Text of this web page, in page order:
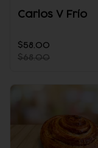
Carlos V Frío
$58.00
$68.00